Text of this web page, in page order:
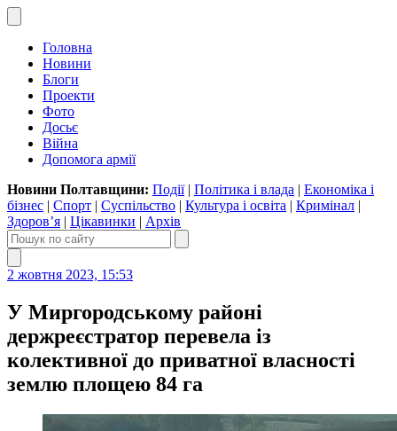
Головна
Новини
Блоги
Проекти
Фото
Досьє
Війна
Допомога армії
Новини Полтавщини: Події| Політика і влада | Економіка і
бізнес | Спорт | Суспільство | Культура і освіта | Кримінал |
Здоров’я | Цікавинки | Архів
2 жовтня 2023, 15:53
У Миргородському районі
держреєстратор перевела із
колективної до приватної власності
землю площею 84 га